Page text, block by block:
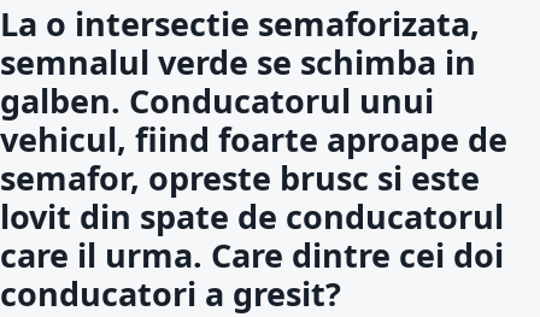
La o intersectie semaforizata,
semnalul verde se schimba in
galben. Conducatorul unui
vehicul, fiind foarte aproape de
semafor, opreste brusc si este
lovit din spate de conducatorul
care il urma. Care dintre cei doi
conducatori a gresit?